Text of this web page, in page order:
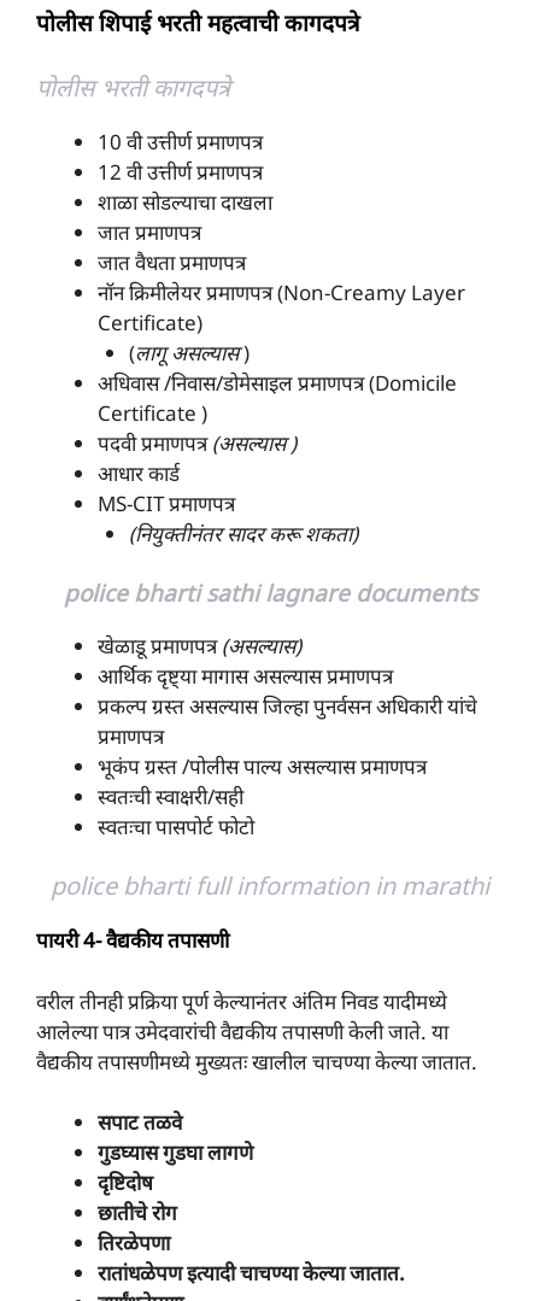
पोलीस शिपाई भरती महत्वाची कागदपत्रे
पोलीस भरती कागदपत्रे
10 वी उत्तीर्ण प्रमाणपत्र
12 वी उत्तीर्ण प्रमाणपत्र
शाळा सोडल्याचा दाखला
जात प्रमाणपत्र
जात वैधता प्रमाणपत्र
नॉन क्रिमीलेयर प्रमाणपत्र (Non-Creamy Layer
Certificate)
(लागू असल्यास)
अधिवास /निवास/डोमेसाइल प्रमाणपत्र (Domicile
Certificate )
पदवी प्रमाणपत्र(असल्यास )
आधार कार्ड
MS-CIT प्रमाणपत्र
(नियुक्तीनंतर सादर करू शकता)
police bharti sathi lagnare documents
खेळाडू प्रमाणपत्र(असल्यास)
आर्थिक दृष्ट्या मागास असल्यास प्रमाणपत्र
प्रकल्प ग्रस्त असल्यास जिल्हा पुनर्वसन अधिकारी यांचे
प्रमाणपत्र
भूकंप ग्रस्त /पोलीस पाल्य असल्यास प्रमाणपत्र
स्वतःची स्वाक्षरी/सही
स्वतःचा पासपोर्ट फोटो
police bharti full information in marathi
पायरी 4- वैद्यकीय तपासणी
वरील तीनही प्रक्रिया पूर्ण केल्यानंतर अंतिम निवड यादीमध्ये
आलेल्या पात्र उमेदवारांची वैद्यकीय तपासणी केली जाते. या
वैद्यकीय तपासणीमध्ये मुख्यतः खालील चाचण्या केल्या जातात.
सपाट तळवे
गुडघ्यास गुडघा लागणे
दृष्टिदोष
छातीचे रोग
तिरळेपणा
रातांधळेपण इत्यादी चाचण्या केल्या जातात.